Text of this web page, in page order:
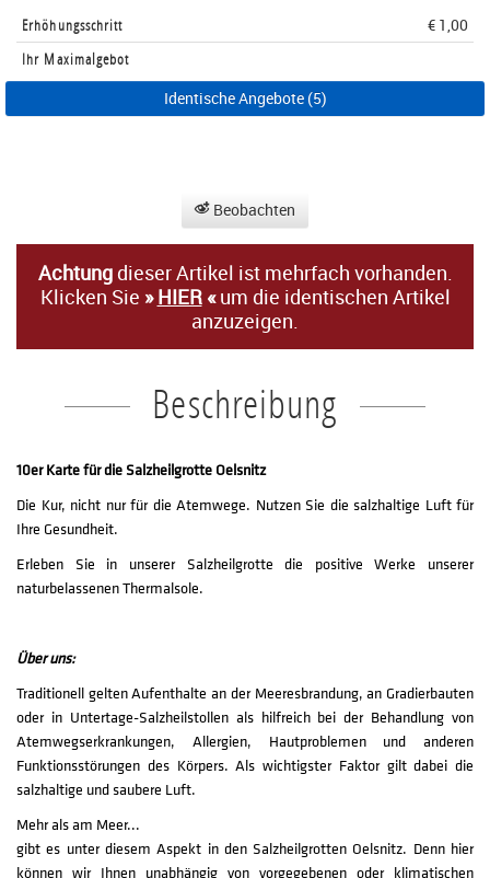
Erhöhungsschritt
€ 1,00
Ihr Maximalgebot
Identische Angebote (5)
Beobachten
Achtungdieser Artikel ist mehrfach vorhanden.
Klicken Sie »HIER«um die identischen Artikel
anzuzeigen.
Beschreibung
10er Karte für die Salzheilgrotte Oelsnitz
Die Kur, nicht nur für die Atemwege. Nutzen Sie die salzhaltige Luft für
Ihre Gesundheit.
Erleben Sie in unserer Salzheilgrotte die positive Werke unserer
naturbelassenen Thermalsole.
Über uns:
Traditionell gelten Aufenthalte an der Meeresbrandung, an Gradierbauten
oder in Untertage-Salzheilstollen als hilfreich bei der Behandlung von
Atemwegserkrankungen, Allergien, Hautproblemen und anderen
Funktionsstörungen des Körpers. Als wichtigster Faktor gilt dabei die
salzhaltige und saubere Luft.
Mehr als am Meer...
gibt es unter diesem Aspekt in den Salzheilgrotten Oelsnitz. Denn hier
können wir Ihnen unabhängig von vorgegebenen oder klimatischen